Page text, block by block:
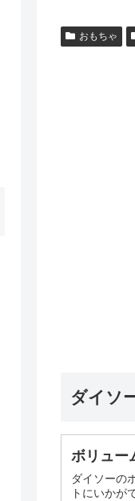
おもちゃ
ダイソ
ボリュー
ダイソーの
トにいかが